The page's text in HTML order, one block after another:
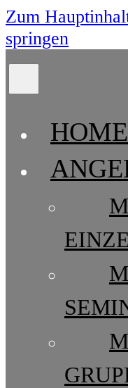
Zum
springen
HOME